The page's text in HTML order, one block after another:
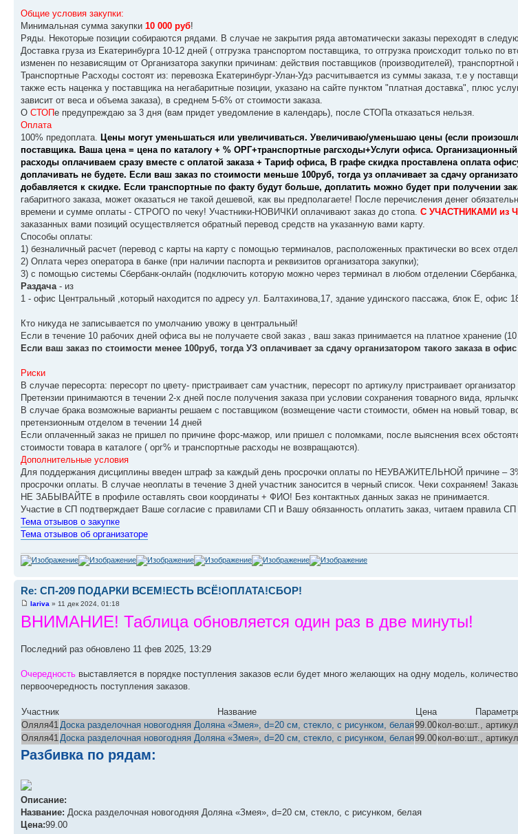
Общие условия закупки:
Минимальная сумма закупки 10 000 руб!
Ряды. Некоторые позиции собираются рядами. В случае не закрытия ряда автоматически заказы переходят в
Доставка груза из Екатеринбурга 10-12 дней ( отгрузка транспортом поставщика, то отгрузка происходит только по
изменен по независящим от Организатора закупки причинам: действия поставщиков (производителей), транспортной
Транспортные Расходы состоят из: перевозка Екатеринбург-Улан-Удэ расчитывается из суммы заказа, т.е у
также есть наценка у поставщика на негабаритные позиции, указано на сайте пунктом "платная доставка", плюс
зависит от веса и объема заказа), в среднем 5-6% от стоимости заказа.
О СТОПе предупреждаю за 3 дня (вам придет уведомление в календарь), после СТОПа отказаться нельзя.
Оплата
100% предоплата. Цены могут уменьшаться или увеличиваться. Увеличиваю/уменьшаю цены (если
поставщика. Ваша цена = цена по каталогу + % ОРГ+транспортные рагсходы+Услуги офиса.
расходы оплачиваем сразу вместе с оплатой заказа + Тариф офиса, В графе скидка проставлена оплата
доплачивать не будете. Если ваш заказ по стоимости меньше 100руб, тогда уз оплачивает за сдачу
добавляется к скидке. Если транспортные по факту будут больше, доплатить можно будет при получении
габаритного заказа, может оказаться не такой дешевой, как вы предполагаете! После перечисления денег
времени и сумме оплаты - СТРОГО по чеку! Участники-НОВИЧКИ оплачивают заказ до стопа. С УЧАСТНИКАМИ из
заказанных вами позиций осуществляется обратный перевод средств на указанную вами карту.
Способы оплаты:
1) безналичный расчет (перевод с карты на карту с помощью терминалов, расположенных практически во всех
2) Оплата через оператора в банке (при наличии паспорта и реквизитов организатора закупки);
3) с помощью системы Сбербанк-онлайн (подключить которую можно через терминал в любом отделении Сбербанка,
Раздача- из
1 - офис Центральный ,который находится по адресу ул. Балтахинова,17, здание удинского пассажа, блок Е, офис
Кто никуда не записывается по умолчанию увожу в центральный!
Если в течение 10 рабочих дней офиса вы не получаете свой заказ , ваш заказ принимается на платное хранение (10
Если ваш заказ по стоимости менее 100руб, тогда УЗ оплачивает за сдачу организатором такого заказа в
Риски
В случае пересорта: пересорт по цвету- пристраивает сам участник, пересорт по артикулу пристраивает организатор
Претензии принимаются в течении 2-х дней после получения заказа при условии сохранения товарного вида,
В случае брака возможные варианты решаем с поставщиком (возмещение части стоимости, обмен на новый товар,
претензионным отделом в течении 14 дней
Если оплаченный заказ не пришел по причине форс-мажор, или пришел с поломками, после выяснения всех
стоимости товара в каталоге ( орг% и транспортные расходы не возвращаются).
Дополнительные условия
Для поддержания дисциплины введен штраф за каждый день просрочки оплаты по НЕУВАЖИТЕЛЬНОЙ причине –
просрочки оплаты. В случае неоплаты в течение 3 дней участник заносится в черный список. Чеки сохраняем!
НЕ ЗАБЫВАЙТЕ в профиле оставлять свои координаты + ФИО! Без контактных данных заказ не принимается.
Участие в СП подтверждает Ваше согласие с правилами СП и Вашу обязанность оплатить заказ, читаем правила СП
Тема отзывов о закупке
Тема отзывов об организаторе
Re: СП-209 ПОДАРКИ ВСЕМ!ЕСТЬ ВСЁ!ОПЛАТА!СБОР!
lariva » 11 дек 2024, 01:18
ВНИМАНИЕ! Таблица обновляется один раз в две минуты!
Последний раз обновлено 11 фев 2025, 13:29
Очередность выставляется в порядке поступления заказов если будет много желающих на одну модель,
первоочередность поступления заказов.
Участник Название Цена
Оляля41Доска разделочная новогодняя Доляна «Змея», d=20 см, стекло, с рисунком, белая99.00кол-во:шт.,
Оляля41Доска разделочная новогодняя Доляна «Змея», d=20 см, стекло, с рисунком, белая99.00кол-во:шт.,
Разбивка по рядам:
Описание:
Название: Доска разделочная новогодняя Доляна «Змея», d=20 см, стекло, с рисунком, белая
Цена:99.00